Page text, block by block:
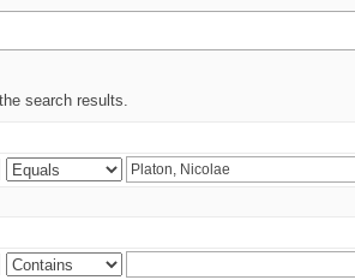
search results.